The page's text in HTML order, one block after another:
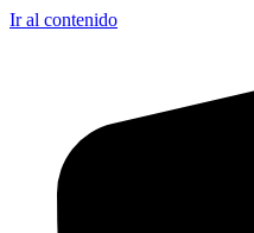
Ir al contenido